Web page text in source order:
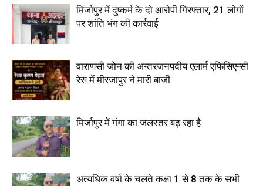
मिर्जापुर में दुष्कर्म के दो आरोपी गिरफ्तार, 21 लोगों
पर शांति भंग की कार्रवाई
वाराणसी जोन की अन्तरजनपदीय एलार्म एफिसिएन्सी
रेस में मीरजापुर ने मारी बाजी
मिर्जापुर में गंगा का जलस्तर बढ़ रहा है
अत्यधिक वर्षा के चलते कक्षा 1 से 8 तक के सभी